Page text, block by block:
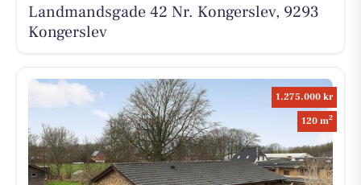
Landmandsgade 42 Nr. Kongerslev, 9293
Kongerslev
1.275.000 kr
120 m2